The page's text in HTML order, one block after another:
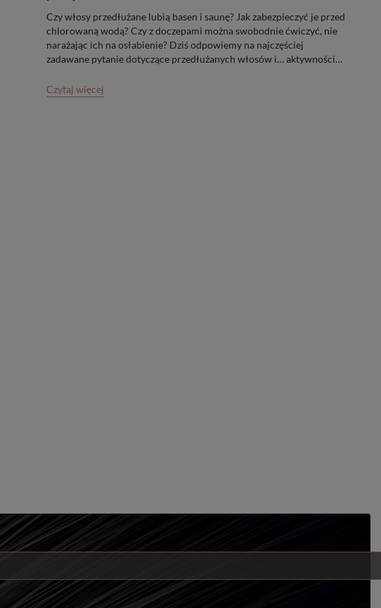
Czy włosy przedłużane lubią basen i saunę? Jak zabezpieczyć je przed
chlorowaną wodą? Czy z doczepami można swobodnie ćwiczyć, nie
narażając ich na osłabienie? Dziś odpowiemy na najczęściej
zadawane pytanie dotyczące przedłużanych włosów i… aktywności
Czytaj więcej